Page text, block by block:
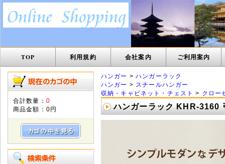
TOP 利用規約 会社案内 ご利用案内
合計数量： 0
商品金額： 0円
ハンガー >ハンガーラック
ハンガー > スチールハンガー
収納・キャビネット・チェスト
> クロー
ハンガーラック KHR-3160